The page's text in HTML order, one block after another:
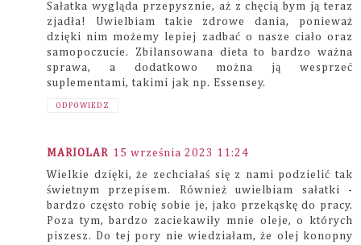
Sałatka wygląda przepysznie, aż z chęcią bym ją teraz
zjadła! Uwielbiam takie zdrowe dania, ponieważ
dzięki nim możemy lepiej zadbać o nasze ciało oraz
samopoczucie. Zbilansowana dieta to bardzo ważna
sprawa, a dodatkowo można ją wesprzeć
suplementami, takimi jak np. Essensey.
ODPOWIEDZ
MARIOLAR 15 września 2023 11:24
Wielkie dzięki, że zechciałaś się z nami podzielić tak
świetnym przepisem. Również uwielbiam sałatki -
bardzo często robię sobie je, jako przekąskę do pracy.
Poza tym, bardzo zaciekawiły mnie oleje, o których
piszesz. Do tej pory nie wiedziałam, że olej konopny